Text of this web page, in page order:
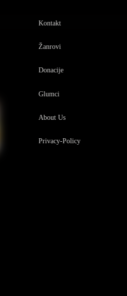
Kontakt
Žanrovi
Donacije
Glumci
About Us
Privacy-Policy